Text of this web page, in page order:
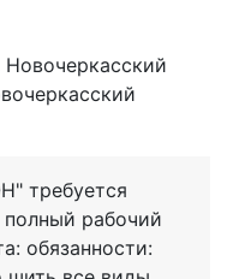
Новочеркасский
требуется
рабочий
обязанности: